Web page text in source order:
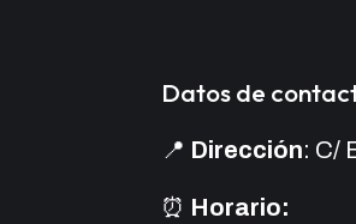
Datos de
📍 Dirección: C/
⏰ Horario: